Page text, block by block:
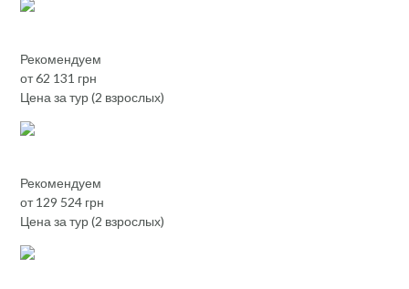
Рекомендуем
от 62 131 грн
Цена за тур (2 взрослых)
Рекомендуем
от 129 524 грн
Цена за тур (2 взрослых)